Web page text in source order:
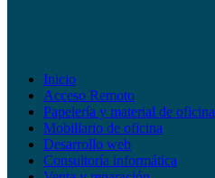
Inicio
Acceso Remoto
Papelería y material de oficina
Mobiliario de oficina
Desarrollo web
Consultoría informática